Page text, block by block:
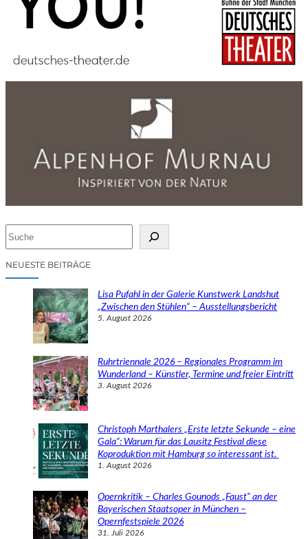
cNEUESTE BEITRÄGE
Lisa Pufahl in der Galerie Kunstwerk Landshut
„Zwischen den Stühlen“ – Ausstellungsbericht
5. August 2026
Ruhrtriennale 2026 – Regionales Programm im
Wunderland – Künstler, Termine und freier Eintritt
3. August 2026
Christoph Marthalers „Erste letzte Sekunde – eine
Gala“: Warum für das Lausitz Festival diese
Koproduktion mit Hamburg so interessant ist.
1. August 2026
Opernkritik – Charles Gounods „Faust“ an der
Bayerischen Staatsoper in München –
Opernfestspiele 2026
31. Juli 2026